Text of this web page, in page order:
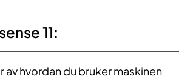
11:
av hvordan du bruker maskinen